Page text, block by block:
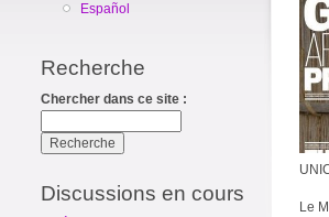
Español
Recherche
Chercher dans ce site :
Discussions en cours
Le